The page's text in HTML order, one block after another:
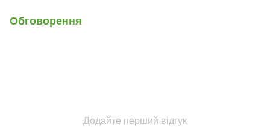
Обговорення
Додайте перший відгук